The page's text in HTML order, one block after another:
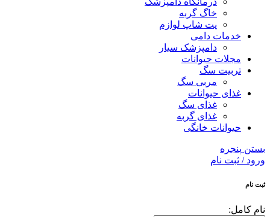
خاگ گربه
پت شاپ لوازم
خدمات دامی
دامپزشک سیار
مجلات حیوانات
تربیت سگ
مربی سگ
غذای حیوانات
غذای سگ
غذای گربه
حیوانات خانگی
بستن پنجره
ورود / ثبت نام
ثبت نام
نام کامل: